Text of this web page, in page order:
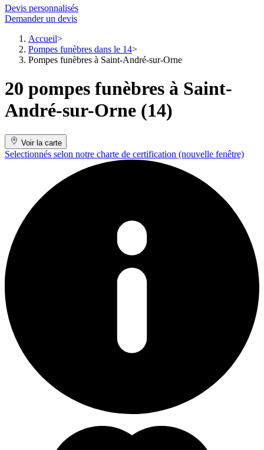
Devis personnalisés
Demander un devis
Accueil
Pompes funèbres dans le 14
Pompes funèbres à Saint-André-sur-Orne
20 pompes funèbres à Saint-
André-sur-Orne (14)
Voir la carte
Selectionnés selon notre charte de certification (nouvelle fenêtre)